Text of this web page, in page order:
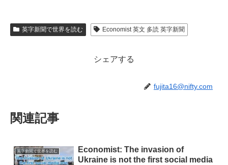
英字新聞で世界を読む Economist 英文 多読 英字新聞
シェアする
fujita16@nifty.com
関連記事
英字新聞で世界を読む
Economist: The invasion of
Ukraine is not the first social media